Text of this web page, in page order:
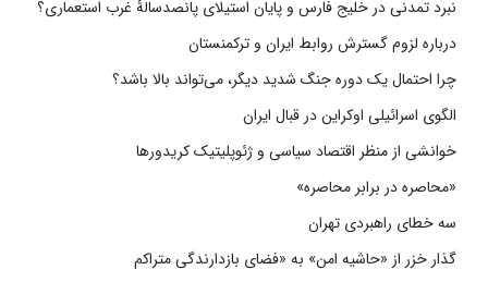
نبرد تمدنی در خلیج فارس و پایان استیلای پانصدسالۀ غرب استعماری؟
درباره لزوم گسترش روابط ایران و ترکمنستان
چرا احتمال یک دوره جنگ شدید دیگر، می‌تواند بالا باشد؟
الگوی اسرائیلی اوکراین در قبال ایران
خوانشی از منظر اقتصاد سیاسی و ژئوپلیتیک کریدورها
«محاصره در برابر محاصره»
سه خطای راهبردی تهران
گذار خزر از «حاشیه امن» به «فضای بازدارندگی متراکم